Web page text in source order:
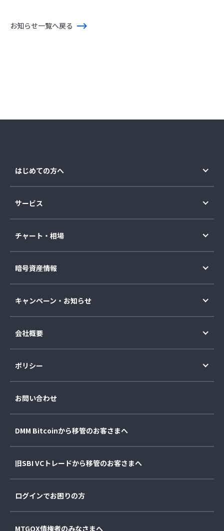
お知らせ一覧へ戻る
はじめての方へ
サービス
チャート・相場
暗号資産情報
キャンペーン・お知らせ
会社概要
ポリシー
お問い合わせ
DMM Bitcoinから移管のお客さまへ
旧SBI VCトレードから移管のお客さまへ
ログインでお困りの方
MTGOX債権者のみなさまへ